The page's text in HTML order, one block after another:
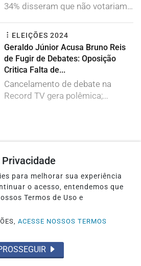
34% disseram que não votariam
ELEIÇÕES 2024
Geraldo Júnior Acusa Bruno Reis
de Fugir de Debates: Oposição
Critica Falta de...
Cancelamento de debate na
Record TV gera polêmica;
Crise de Imagem: Os
de Desculpas de Flávio
para melhorar sua experiência
o acesso, entendemos que
Termos de Uso e
ACESSE NOSSOS TERMOS